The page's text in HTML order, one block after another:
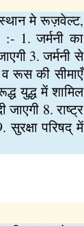
स्थान मे रूज़वेल्ट,
1. जर्मनी का
3. जर्मनी से
व रूस की सीमाएँ
युद्ध में शामिल
8. राष्ट्र
परिषद् में